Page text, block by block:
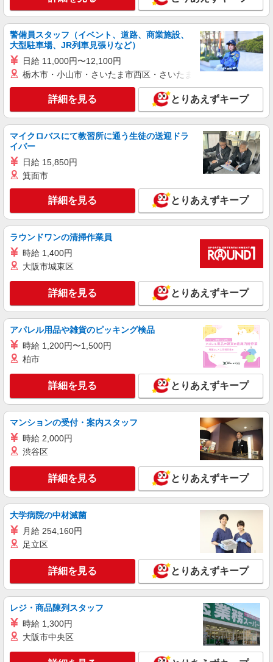
時給1400円
東京都大田区池上6-3-9
キープ 詳細を見る
アルバイト パート
ケンタッキーフライドチキン 田園調布店
カウンター・キッチンスタッフ ＜優先募集日
時＞平日（月〜金） 9:00〜14:00
時給1300円
東京都大田区田園調布3－25－17
詳細を見る
パート
麻布茶房(AZABUSABO) アトレ大森店
和カフェのキッチンスタッフ
基本給：時給1300円〜 ※研修40時間、時給
1250円 ※交通費一部支給 ※昇給あり
麻布茶房 アトレ大森店 東京都大田区大森北
1-6-16 アトレ大森5F
キープ 詳細を見る
アルバイト パート
麻布茶房(AZABUSABO) アトレ大森店
基本給：時給1300円〜 ※研修40時間、時給
1250円 ※交通費一部支給 ※昇給あり
麻布茶房 アトレ大森店 東京都大田区大森北
1-6-16 アトレ大森5F
キープ 詳細を見る
アルバイト パート
コンパスグループ・ジャパン株式会社 39312_p
調理師【アルバイト・パート】
(試用期間2ヶ月) 残業が発生した場合、残業代を1
グランダ西馬込 （東京都大田区南馬込5-42-
キープ 詳細を見る
コンパスグループ・ジャパン株式会社 21556_f
38万円(試用期間3ヶ月) 残業が発生した場合、残業
警備員スタッフ（イベント、道路、商業施設、
大型駐車場、JR列車見張りなど）
日給 11,000円〜12,100円
栃木市・小山市・さいたま市西区・さいたま市岩槻区・久喜市・
詳細を見る とりあえずキープ
マイクロバスにて教習所に通う生徒の送迎ドラ
イバー
日給 15,850円
箕面市
詳細を見る とりあえずキープ
ラウンドワンの清掃作業員
時給 1,400円
大阪市城東区
詳細を見る とりあえずキープ
アパレル用品や雑貨のピッキング検品
時給 1,200円〜1,500円
柏市
詳細を見る とりあえずキープ
マンションの受付・案内スタッフ
時給 2,000円
渋谷区
詳細を見る とりあえずキープ
大学病院の中材滅菌
月給 254,160円
足立区
詳細を見る とりあえずキープ
レジ・商品陳列スタッフ
時給 1,300円
大阪市中央区